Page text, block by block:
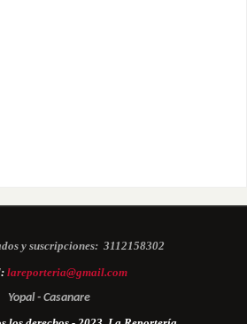
y suscripciones: 3112158302
lareporteria@gmail.com
Yopal - Casanare